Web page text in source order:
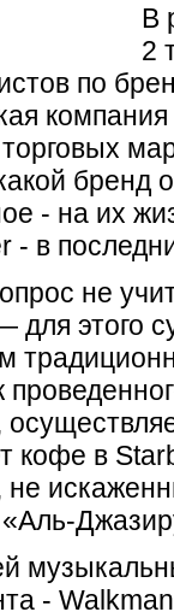
В
2
по
бренд
- на их
- в
не
для этого
кофе в
не
«Аль-
-